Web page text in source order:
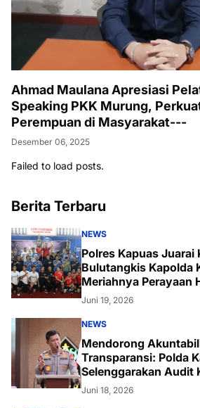
Ahmad Maulana Apresiasi
Speaking PKK Murung,
Perempuan di Masyarakat---
Desember 06, 2025
Failed to load posts.
Berita Terbaru
NEWS
Polres Kapuas Juarai
Bulutangkis Kapolda
Meriahnya Perayaan
ke-80 di Palangka
Juni 19, 2026
NEWS
Mendorong
Transparansi: Polda
Selenggarakan Audit
Komprehensif
Juni 18, 2026